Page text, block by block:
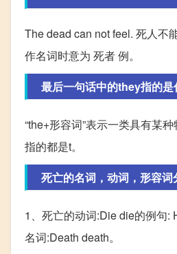
The dead can not feel. 死人不
作名词时意为 死者 例。
最后一句话中的they指的
“the+形容词”表示一类具有某
指的都是t。
死亡的名词，动词，形容
1、死亡的动词:Die die的例句:
名词:Death death。